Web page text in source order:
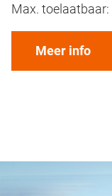
Max. toelaatbaar:
Meer info